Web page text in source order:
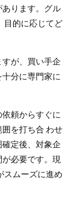
ります。グル
目的に応じてど
が、買い手企
分に専門家に
頼からすぐに
を打ち合 わせ
定後、対象企
必要です。現
スムーズに進め